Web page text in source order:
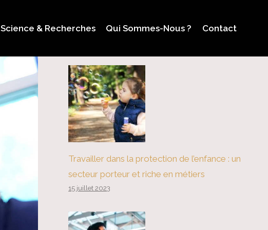
Science & Recherches Qui Sommes-Nous ? Contact
Travailler dans la protection de l’enfance : un
secteur porteur et riche en métiers
15 juillet 2023